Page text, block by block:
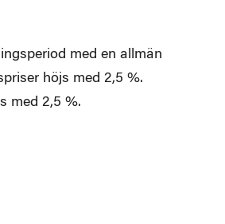
med en allmän
höjs med 2,5 %.
med 2,5 %.